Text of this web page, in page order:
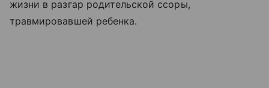
жизни в разгар родительской ссоры,
травмировавшей ребенка.